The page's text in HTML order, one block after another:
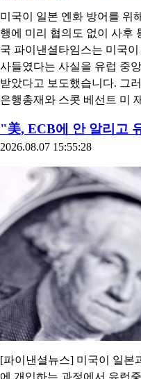
미국이 일본 엔화 방어를 위
행에 미리 협의도 없이 사후
국 파이낸셜타임스는 미국
사들였다는 사실을 유럽 중
받았다고 보도했습니다. 그
은행총재와 스콧 베선트 미
"美, ECB에 안 알리고
2026.08.07 15:55:28
[파이낸셜뉴스] 미국이 일본
에 개입하는 과정에서 유럽